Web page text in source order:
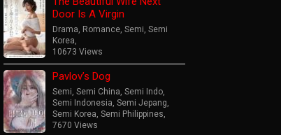
Door Is A Virgin
Drama Romance Semi Semi
Korea
10673 Views
Pavlov’s Dog
Semi Semi China Semi Indo
Semi Indonesia Semi Jepang
Semi Korea Semi Philippines
7670 Views